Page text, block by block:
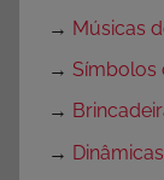
→ Músicas
→ Símbolos
→
→